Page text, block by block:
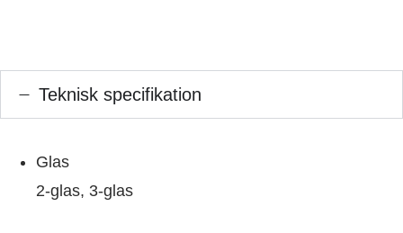
Teknisk specifikation
Glas
2-glas, 3-glas